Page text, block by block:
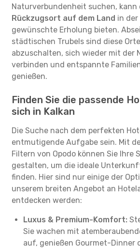
Naturverbundenheit suchen, kann
Rückzugsort auf dem Land in der
gewünschte Erholung bieten.
städtischen Trubels sind diese
abzuschalten, sich wieder mit der
verbinden und entspannte
genießen.
Finden Sie die passende
sich in Kalkan
Die Suche nach dem perfekten
entmutigende Aufgabe sein. Mit
Filtern von Opodo können Sie Ihre
gestalten, um die ideale
finden. Hier sind nur einige der
unserem breiten Angebot an
entdecken werden:
Luxus & Premium-Komfort:
Sie wachen mit
auf, genießen Gourmet-Dinner